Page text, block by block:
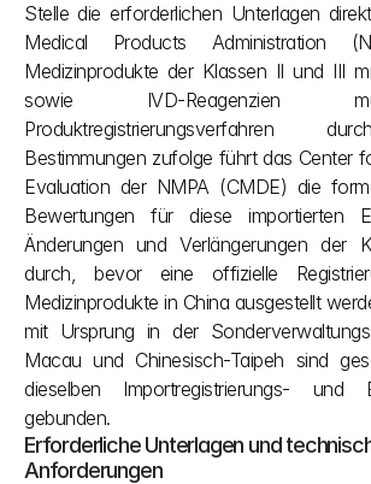
Stelle die erforderlichen Unterlagen
Medical Products Administration
Medizinprodukte der Klassen II und III
sowie IVD-Reagenzien
Produktregistrierungsverfahren
Bestimmungen zufolge führt das Center
Evaluation der NMPA (CMDE) die
Bewertungen für diese importierten
Änderungen und Verlängerungen der
durch, bevor eine offizielle
Medizinprodukte in China ausgestellt
mit Ursprung in der
Macau und Chinesisch-Taipeh sind
dieselben Importregistrierungs- und
gebunden.
Erforderliche Unterlagen und
Anforderungen